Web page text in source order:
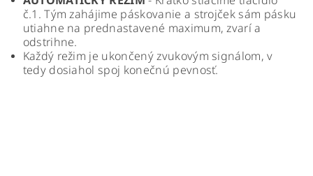
č.1. Tým zahájime páskovanie a strojček sám pásku
utiahne na prednastavené maximum, zvarí a
odstrihne.
Každý režim je ukončený zvukovým signálom, v
tedy dosiahol spoj konečnú pevnosť.